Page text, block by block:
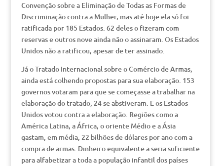
Convenção sobre a Eliminação de Todas as Formas de
Discriminação contra a Mulher, mas até hoje ela só foi
ratificada por 185 Estados. 62 deles o fizeram com
reservas e outros nove ainda não o assinaram. Os Estados
Unidos não a ratificou, apesar de ter assinado.
Já o Tratado Internacional sobre o Comércio de Armas,
ainda está colhendo propostas para sua elaboração. 153
governos votaram para que se começasse a trabalhar na
elaboração do tratado, 24 se abstiveram. E os Estados
Unidos votou contra a elaboração. Regiões como a
América Latina, a África, o oriente Médio e a Ásia
gastam, em média, 22 bilhões de dólares por ano com a
compra de armas. Dinheiro equivalente a seria suficiente
para alfabetizar a toda a população infantil dos países